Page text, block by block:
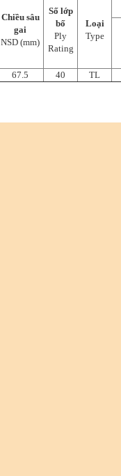
Chiều sâu
gai
NSD (mm)
Số lớp
bố
Ply
Rating
Loại
Type
67.5 40 TL